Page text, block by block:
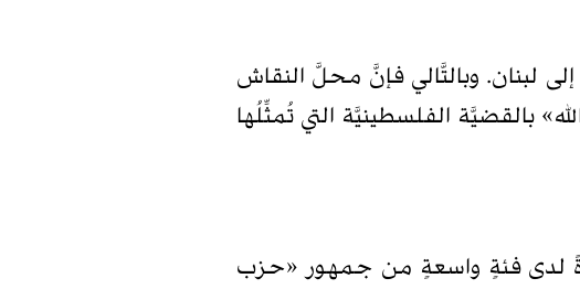
لبنان. وبالتَّالي فإنَّ محلَّ النقاش
بالقضيَّة الفلسطينيَّة التي تُمثِّلُها
لدى فئةٍ واسعةٍ من جمهور «حزب